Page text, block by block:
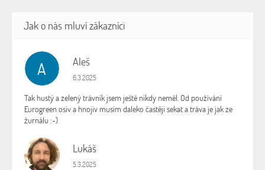
A Aleš
Hodnocení obchodu je 5 z 5 hvězdiček.
6.3.2025
Tak hustý a zelený trávník jsem ještě nikdy neměl. Od používání
Eurogreen osiv a hnojiv musím daleko častěji sekat a tráva je jak ze
žurnálu :-)
L Lukáš
Hodnocení obchodu je 5 z 5 hvězdiček.
5.3.2025